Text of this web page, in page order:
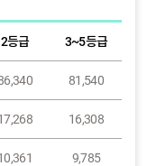
2등급 3~5등급
81,540
16,308
9,785